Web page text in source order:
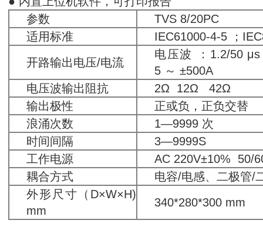
参数
TVS 8/20PC
适用标准
IEC61000-4-5 ；
开路输出电压/电流
电压波 ：1.2/50
5 ～ ±500A
电压波输出阻抗
2Ω 12Ω 42Ω
输出极性
正或负，正负交替
浪涌次数
1—9999 次
时间间隔
3—9999S
工作电源
AC 220V±10% 50/
耦合方式
电容/电感、二极管/
外形尺寸（D×W×H)
mm
340*280*300 mm